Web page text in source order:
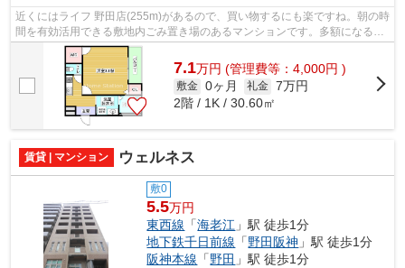
近くにはライフ 野田店(255m)があるので、買い物するにも楽ですね。朝の時
間を有効活用できる敷地内ごみ置き場のあるマンションです。多額になる初
期費用をカード決済すると、ポイント...
7.1万円 (管理費等：4,000円 )
敷金 0ヶ月 礼金 7万円
2階 / 1K / 30.60㎡
賃貸 | マンション ウェルネス
敷0
5.5万円
東西線 「海老江 」駅 徒歩1分
地下鉄千日前線 「野田阪神 」駅 徒歩1分
阪神本線 「野田 」駅 徒歩1分